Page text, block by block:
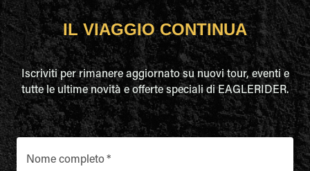
IL VIAGGIO CONTINUA
Iscriviti per rimanere aggiornato su nuovi tour, eventi e
tutte le ultime novità e offerte speciali di EAGLERIDER.
Nome completo*